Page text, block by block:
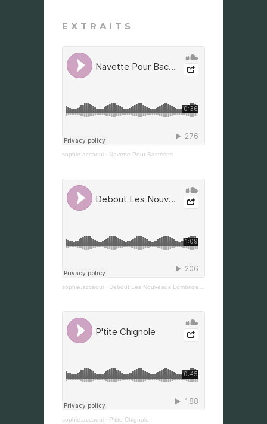
EXTRAITS
sophie.accaoui · Navette Pour Bactéries
sophie.accaoui · Debout Les Nouveaux Lombriciens
sophie.accaoui · P'tite Chignole